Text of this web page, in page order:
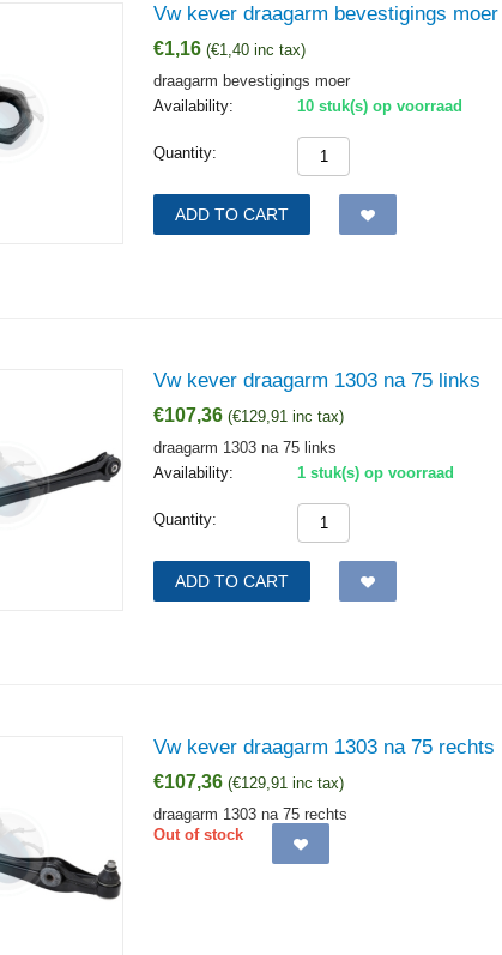
Vw kever draagarm bevestigings moer
€1,16 (€1,40 inc tax)
draagarm bevestigings moer
Availability:
10 stuk(s) op voorraad
Quantity:
ADD TO CART
Vw kever draagarm 1303 na 75 links
€107,36 (€129,91 inc tax)
draagarm 1303 na 75 links
Availability:
1 stuk(s) op voorraad
Quantity:
ADD TO CART
Vw kever draagarm 1303 na 75 rechts
€107,36 (€129,91 inc tax)
draagarm 1303 na 75 rechts
Out of stock